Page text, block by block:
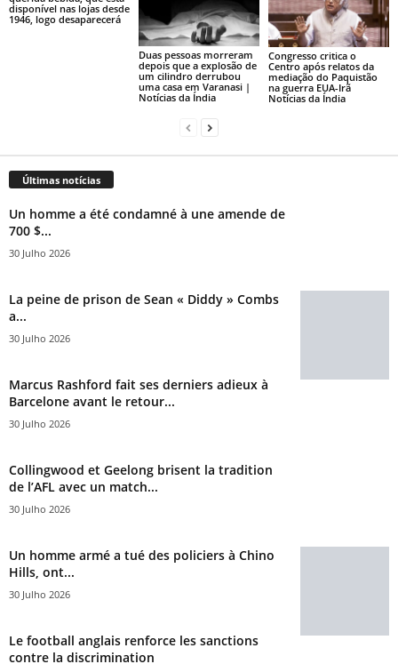
disponível nas lojas desde
1946, logo desaparecerá
Duas pessoas morreram
depois que a explosão de
um cilindro derrubou
uma casa em Varanasi |
Notícias da Índia
Congresso critica o
Centro após relatos da
mediação do Paquistão
na guerra EUA-Irã
Notícias da Índia
Últimas notícias
Un homme a été condamné à une amende de
700 $...
30 Julho 2026
La peine de prison de Sean « Diddy » Combs
a...
30 Julho 2026
Marcus Rashford fait ses derniers adieux à
Barcelone avant le retour...
30 Julho 2026
Collingwood et Geelong brisent la tradition
de l’AFL avec un match...
30 Julho 2026
Un homme armé a tué des policiers à Chino
Hills, ont...
30 Julho 2026
Le football anglais renforce les sanctions
contre la discrimination